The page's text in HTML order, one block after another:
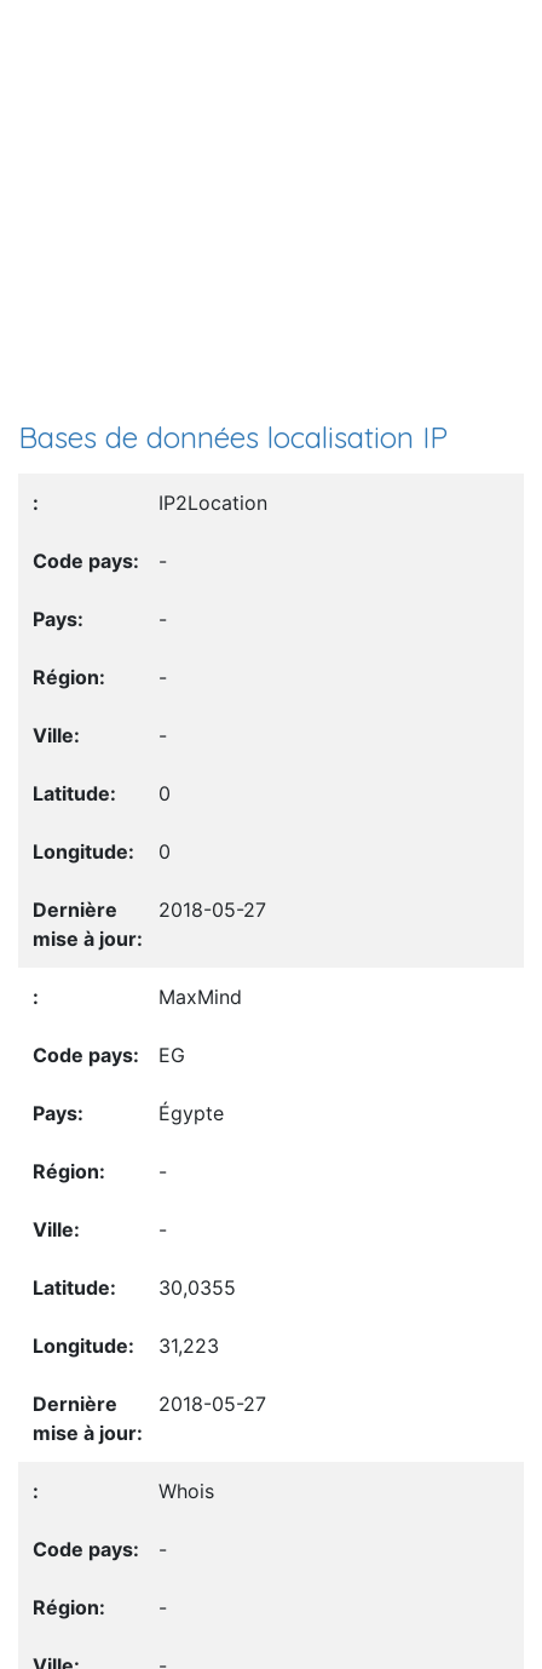
Bases de données localisation IP
IP2Location
-
-
-
-
0
0
2018-05-27
MaxMind
EG
Égypte
-
-
30,0355
31,223
2018-05-27
Whois
-
-